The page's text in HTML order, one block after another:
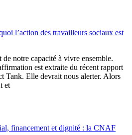
l’action des travailleurs sociaux est
notre capacité à vivre ensemble.
est extraite du récent rapport
Tank. Elle devrait nous alerter. Alors
et
financement et dignité : la CNAF